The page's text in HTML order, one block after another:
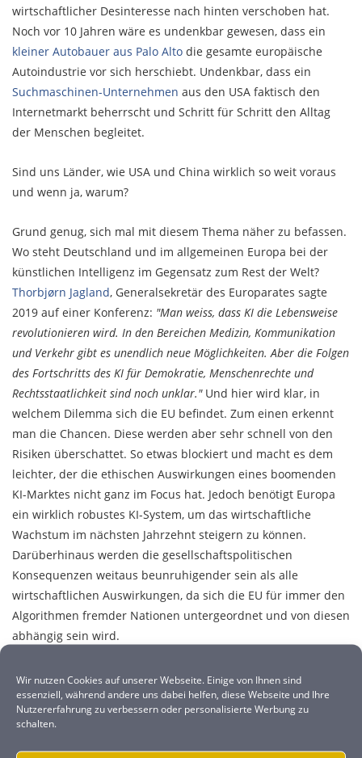
Wir nutzen Cookies auf unserer Webseite. Einige von Ihnen sind
essenziell, während andere uns dabei helfen, diese Webseite und Ihre
Nutzererfahrung zu verbessern oder personalisierte Werbung zu
schalten.
wirtschaftlicher Desinteresse nach hinten verschoben hat.
Noch vor 10 Jahren wäre es undenkbar gewesen, dass ein
kleiner Autobauer aus Palo Alto die gesamte europäische
Autoindustrie vor sich herschiebt. Undenkbar, dass ein
Suchmaschinen-Unternehmen aus den USA faktisch den
Internetmarkt beherrscht und Schritt für Schritt den Alltag
der Menschen begleitet.
Sind uns Länder, wie USA und China wirklich so weit voraus
und wenn ja, warum?
Grund genug, sich mal mit diesem Thema näher zu befassen.
Wo steht Deutschland und im allgemeinen Europa bei der
künstlichen Intelligenz im Gegensatz zum Rest der Welt?
Thorbjørn Jagland, Generalsekretär des Europarates sagte
2019 auf einer Konferenz: "Man weiss, dass KI die Lebensweise
revolutionieren wird. In den Bereichen Medizin, Kommunikation
und Verkehr gibt es unendlich neue Möglichkeiten. Aber die Folgen
des Fortschritts des KI für Demokratie, Menschenrechte und
Rechtsstaatlichkeit sind noch unklar."Und hier wird klar, in
welchem Dilemma sich die EU befindet. Zum einen erkennt
man die Chancen. Diese werden aber sehr schnell von den
Risiken überschattet. So etwas blockiert und macht es dem
leichter, der die ethischen Auswirkungen eines boomenden
KI-Marktes nicht ganz im Focus hat. Jedoch benötigt Europa
ein wirklich robustes KI-System, um das wirtschaftliche
Wachstum im nächsten Jahrzehnt steigern zu können.
Darüberhinaus werden die gesellschaftspolitischen
Konsequenzen weitaus beunruhigender sein als alle
wirtschaftlichen Auswirkungen, da sich die EU für immer den
Algorithmen fremder Nationen untergeordnet und von diesen
abhängig sein wird.
Die USA und China sind wirklich sehr weit. Aber durch die
allgemeine Datenschutzverordnung (DSGVO) und andere
Rahmenbedingungen hat sich Europa ein wenig Zeit